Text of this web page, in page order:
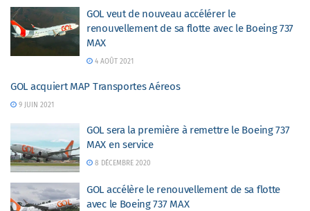
GOL veut de nouveau accélérer le
renouvellement de sa flotte avec le Boeing 737
MAX
4 AOÛT 2021
GOL acquiert MAP Transportes Aéreos
9 JUIN 2021
GOL sera la première à remettre le Boeing 737
MAX en service
8 DÉCEMBRE 2020
GOL accélère le renouvellement de sa flotte
avec le Boeing 737 MAX